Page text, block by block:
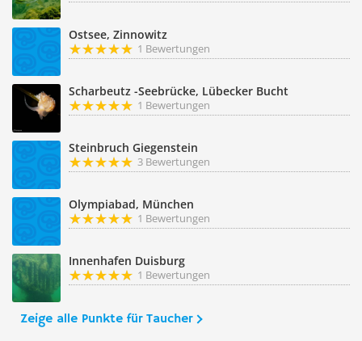
Ostsee, Zinnowitz
1 Bewertungen
Scharbeutz -Seebrücke, Lübecker Bucht
1 Bewertungen
Steinbruch Giegenstein
3 Bewertungen
Olympiabad, München
1 Bewertungen
Innenhafen Duisburg
1 Bewertungen
Zeige alle Punkte für Taucher